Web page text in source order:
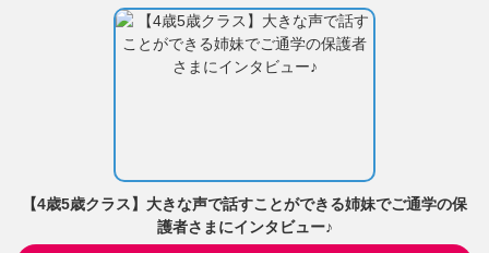
【4歳5歳クラス】大きな声で話すことができる姉妹でご通学の保
護者さまにインタビュー♪